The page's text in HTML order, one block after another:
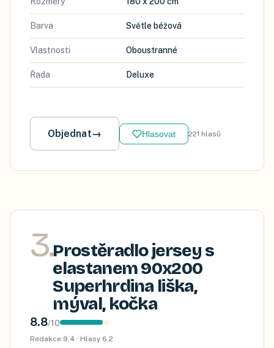
Barva Světle béžová
Vlastnosti Oboustranné
Řada Deluxe
Objednat→ Hlasovat 221 hlasů
3.Prostěradlo jersey s
elastanem 90x200
Superhrdina liška,
mýval, kočka
8.8/10
Redakce 9.4 · Hlasy 6.2